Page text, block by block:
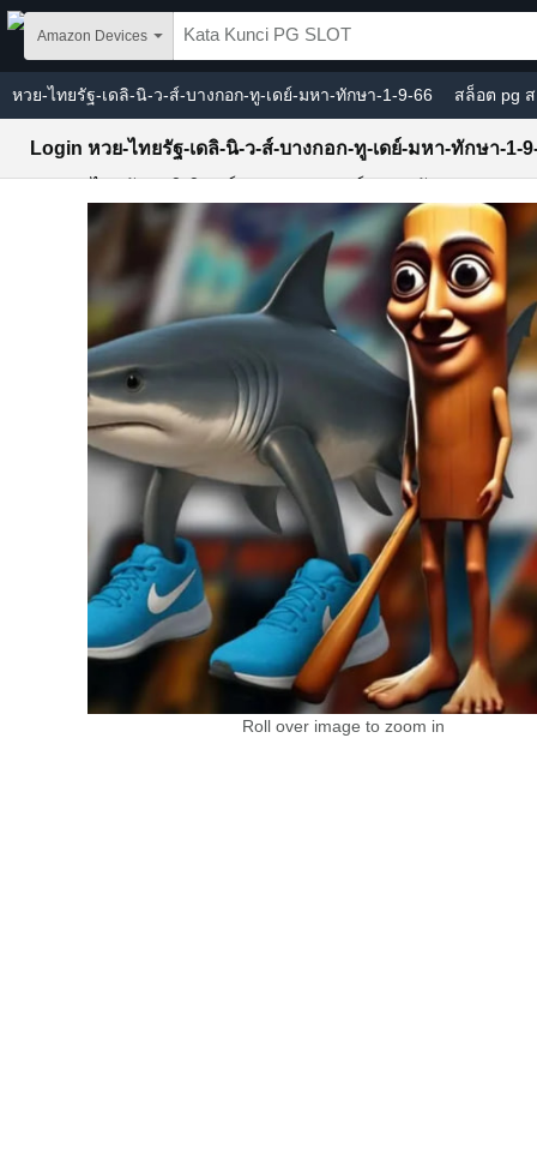
Skip to main content
Amazon Devices
หวย-ไทยรัฐ-เดลิ-นิ-ว-ส์-บางกอก-ทู-เดย์-มหา-ทักษา-1-9-66 สล็อต pg
Login หวย-ไทยรัฐ-เดลิ-นิ-ว-ส์-บางกอก-ทู-เดย์-มหา-ทักษา-1-
Roll over image to zoom in